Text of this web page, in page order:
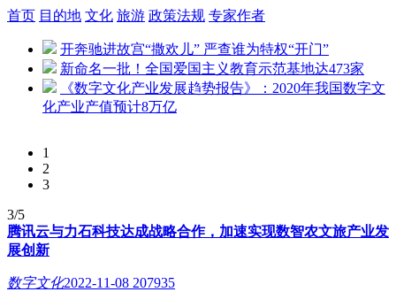
首页 目的地 文化 旅游 政策法规 专家作者
开奔驰进故宫“撒欢儿” 严查谁为特权“开门”
新命名一批！全国爱国主义教育示范基地达473家
《数字文化产业发展趋势报告》：2020年我国数字文
化产业产值预计8万亿
1
2
3
3/5
腾讯云与力石科技达成战略合作，加速实现数智农文旅产业发
展创新
数字文化2022-11-08 207935